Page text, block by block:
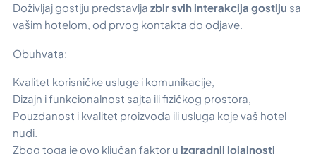
Doživljaj gostiju predstavlja zbir svih interakcija gostiju sa
vašim hotelom, od prvog kontakta do odjave.
Obuhvata:
Kvalitet korisničke usluge i komunikacije,
Dizajn i funkcionalnost sajta ili fizičkog prostora,
Pouzdanost i kvalitet proizvoda ili usluga koje vaš hotel
nudi.
Zbog toga je ovo ključan faktor u izgradnji lojalnosti